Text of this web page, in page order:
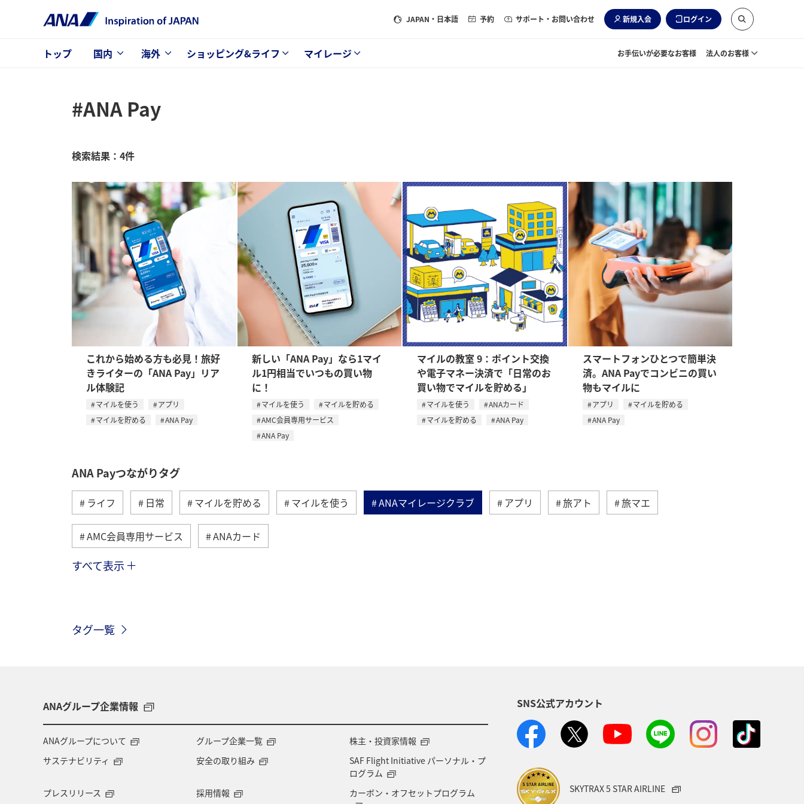
JAPAN ・日本語 予約 サポート・お問い合わせ 新規入会 ログイン
トップ 国内 海外 ショッピング&ライフ マイレージ お手伝いが必要なお客様 法人のお客様
#ANA Pay
検索結果：4件
これから始める方も必見！旅好
きライターの「ANA Pay」リア
ル体験記
マイルを使う
アプリ
マイルを貯める
ANA Pay
新しい「ANA Pay」なら1マイ
ル1円相当でいつもの買い物
に！
マイルを使う
マイルを貯める
AMC会員専用サービス
ANA Pay
マイルの教室 9：ポイント交換
や電子マネー決済で「日常のお
買い物でマイルを貯める」
マイルを使う
ANAカード
マイルを貯める
ANA Pay
スマートフォンひとつで簡単決
済。ANA Payでコンビニの買い
物もマイルに
アプリ
マイルを貯める
ANA Pay
ANA Payつながりタグ
ライフ 日常 マイルを貯める マイルを使う ANAマイレージクラブ アプリ 旅アト 旅マエ
AMC会員専用サービス ANAカード
ショッピング＆ライフ
すべて表示
タグ一覧
ANAグループ企業情報
ANAグループについて グループ企業一覧
株主・投資家情報
サステナビリティ
安全の取り組み
SAF Flight Initiative パーソナル・プ
ログラム
プレスリリース
採用情報 カーボン・オフセットプログラム
SNS公式アカウント
SKYTRAX 5 STAR AIRLINE